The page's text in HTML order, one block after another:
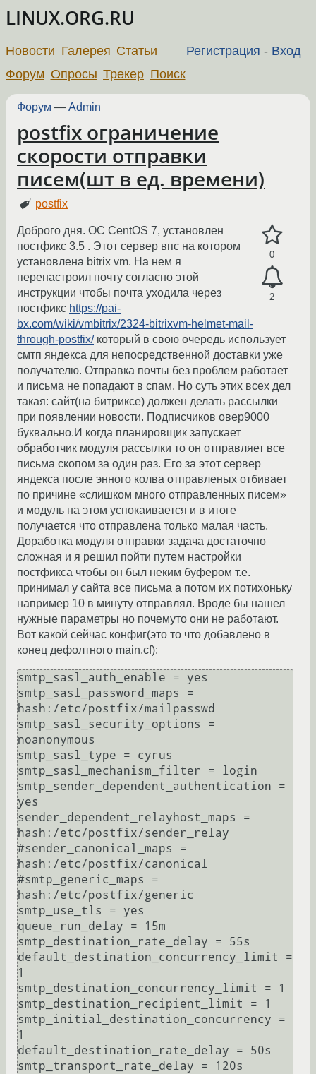
LINUX.ORG.RU
Регистрация - Вход
Новости Галерея Статьи
Форум Опросы Трекер Поиск
Форум — Admin
postfix ограничение
скорости отправки
писем(шт в ед. времени)
postfix
0
2
Доброго дня. ОС CentOS 7, установлен
постфикс 3.5 . Этот сервер впс на котором
установлена bitrix vm. На нем я
перенастроил почту согласно этой
инструкции чтобы почта уходила через
постфикс https://pai-
bx.com/wiki/vmbitrix/2324-bitrixvm-helmet-mail-
through-postfix/который в свою очередь использует
смтп яндекса для непосредственной доставки уже
получателю. Отправка почты без проблем работает
и письма не попадают в спам. Но суть этих всех дел
такая: сайт(на битриксе) должен делать рассылки
при появлении новости. Подписчиков овер9000
буквально.И когда планировщик запускает
обработчик модуля рассылки то он отправляет все
письма скопом за один раз. Его за этот сервер
яндекса после энного колва отправленых отбивает
по причине «слишком много отправленных писем»
и модуль на этом успокаивается и в итоге
получается что отправлена только малая часть.
Доработка модуля отправки задача достаточно
сложная и я решил пойти путем настройки
постфикса чтобы он был неким буфером т.е.
принимал у сайта все письма а потом их потихоньку
например 10 в минуту отправлял. Вроде бы нашел
нужные параметры но почемуто они не работают.
Вот какой сейчас конфиг(это то что добавлено в
конец дефолтного main.cf):
smtp_sasl_auth_enable = yes
smtp_sasl_password_maps =
hash:/etc/postfix/mailpasswd
smtp_sasl_security_options =
noanonymous
smtp_sasl_type = cyrus
smtp_sasl_mechanism_filter = login
smtp_sender_dependent_authentication =
yes
sender_dependent_relayhost_maps =
hash:/etc/postfix/sender_relay
#sender_canonical_maps =
hash:/etc/postfix/canonical
#smtp_generic_maps =
hash:/etc/postfix/generic
smtp_use_tls = yes
queue_run_delay = 15m
smtp_destination_rate_delay = 55s
default_destination_concurrency_limit =
1
smtp_destination_concurrency_limit = 1
smtp_destination_recipient_limit = 1
smtp_initial_destination_concurrency =
1
default_destination_rate_delay = 50s
smtp_transport_rate_delay = 120s